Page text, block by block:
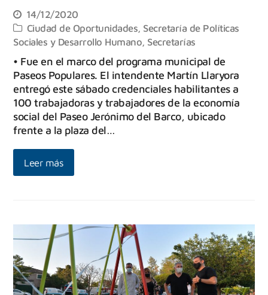
14/12/2020
Ciudad de Oportunidades, Secretaría de Políticas
Sociales y Desarrollo Humano, Secretarías
• Fue en el marco del programa municipal de
Paseos Populares. El intendente Martín Llaryora
entregó este sábado credenciales habilitantes a
100 trabajadoras y trabajadores de la economía
social del Paseo Jerónimo del Barco, ubicado
frente a la plaza del…
Leer más